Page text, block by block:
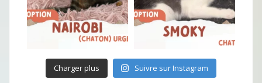
Charger plus Suivre sur Instagram